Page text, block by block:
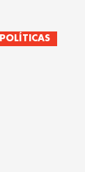
POLÍTICAS